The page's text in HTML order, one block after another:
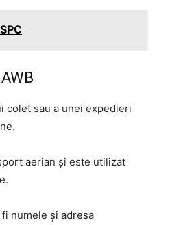
colet sau a unei expedieri
aerian și este utilizat
numele și adresa